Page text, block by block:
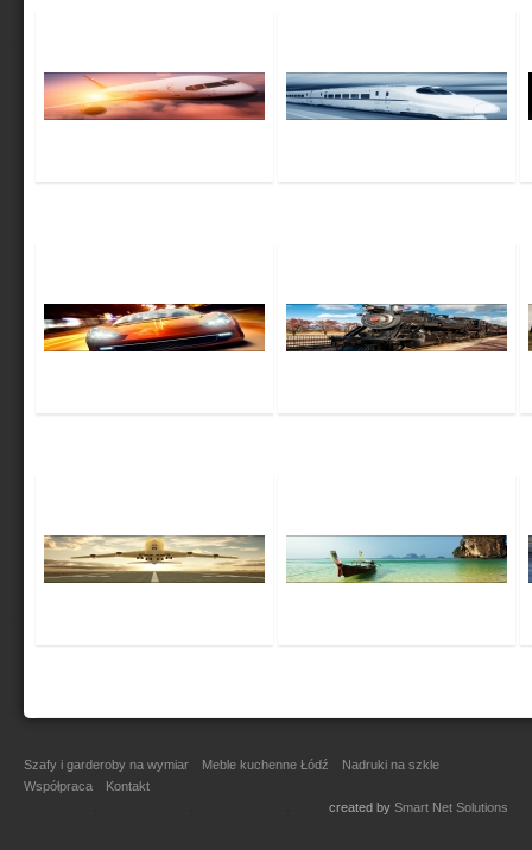
Szafy i garderoby na wymiar Meble kuchenne Łódź
Nadruki na szkle
Współpraca
Kontakt
created by Smart Net Solutions